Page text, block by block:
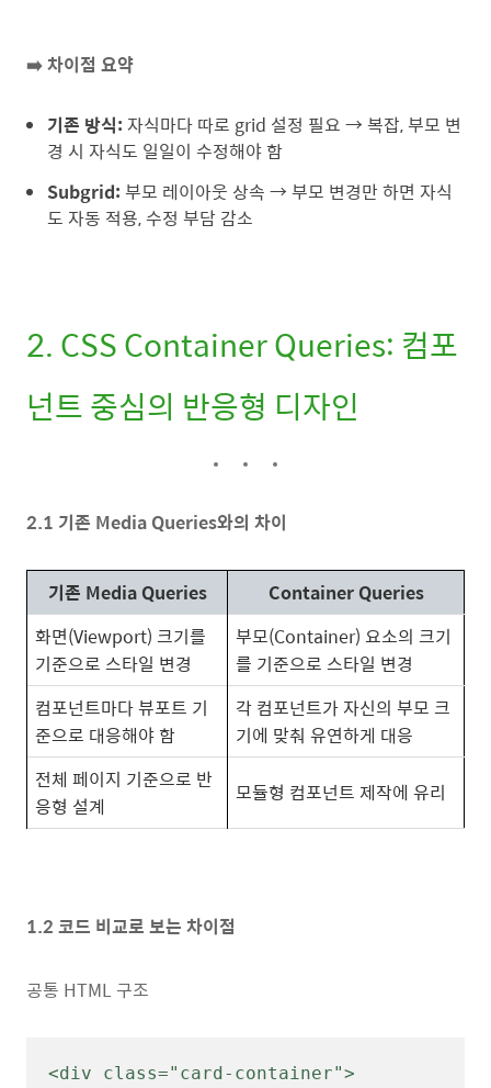
➡️ 차이점 요약
기존 방식: 자식마다 따로 grid 설정 필요 → 복잡, 부모 변
경 시 자식도 일일이 수정해야 함
Subgrid: 부모 레이아웃 상속 → 부모 변경만 하면 자식
도 자동 적용, 수정 부담 감소
2. CSS Container Queries: 컴포
넌트 중심의 반응형 디자인
2.1 기존 Media Queries와의 차이
기존 Media Queries
Container Queries
화면(Viewport) 크기를
기준으로 스타일 변경
부모(Container) 요소의 크기
를 기준으로 스타일 변경
컴포넌트마다 뷰포트 기
준으로 대응해야 함
각 컴포넌트가 자신의 부모 크
기에 맞춰 유연하게 대응
전체 페이지 기준으로 반
응형 설계
모듈형 컴포넌트 제작에 유리
1.2 코드 비교로 보는 차이점
공통 HTML 구조
<div class="card-container">